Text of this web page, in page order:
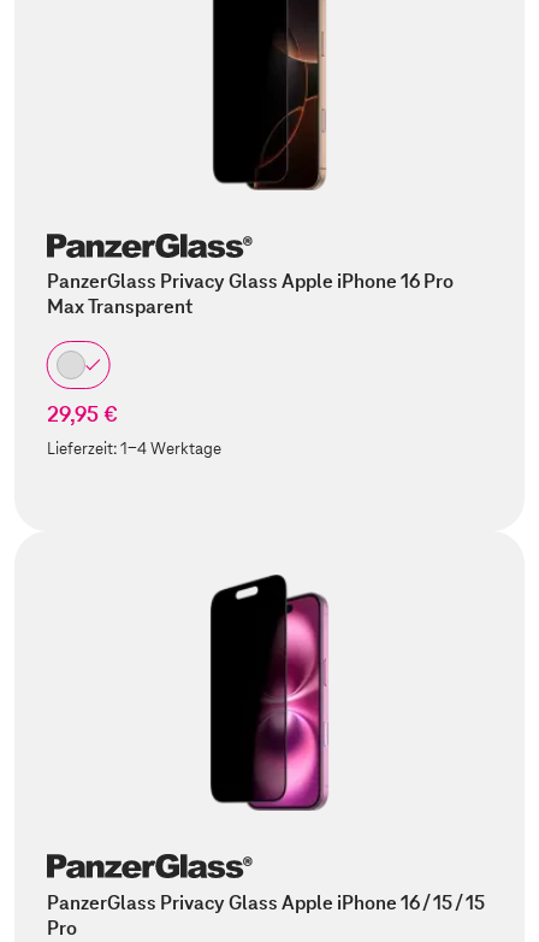
PanzerGlass Privacy Glass Apple iPhone 16 Pro
Max Transparent
29,95 €
Lieferzeit:1-4 Werktage
PanzerGlass Privacy Glass Apple iPhone 16 / 15 / 15
Pro